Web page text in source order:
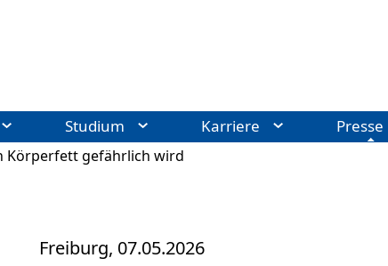
Studium Karriere Presse
Körperfett gefährlich wird
Freiburg, 07.05.2026